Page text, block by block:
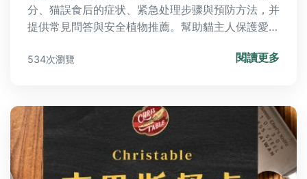
分、猫誤食后的症状、紧急处理步骤與預防方法，并
提供常見問答與安全植物推薦。幫助貓主人保護愛貓
急狀況。
534次瀏覽 閱讀更多